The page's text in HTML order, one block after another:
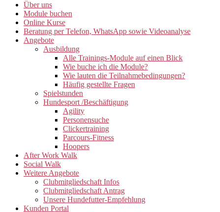
Über uns
Module buchen
Online Kurse
Beratung per Telefon, WhatsApp sowie Videoanalyse
Angebote
Ausbildung
Alle Trainings-Module auf einen Blick
Wie buche ich die Module?
Wie lauten die Teilnahmebedingungen?
Häufig gestellte Fragen
Spielstunden
Hundesport /Beschäftigung
Agility
Personensuche
Clickertraining
Parcours-Fitness
Hoopers
After Work Walk
Social Walk
Weitere Angebote
Clubmitgliedschaft Infos
Clubmitgliedschaft Antrag
Unsere Hundefutter-Empfehlung
Kunden Portal